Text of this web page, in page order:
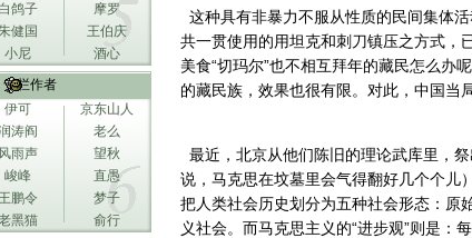
白鸽子
摩罗
健国
王伯庆
小尼
酒心
作者
伊可
京东山人
涛阎
老么
风雨声
望秋
峻峰
直愚
王鹏令
梦子
黑猫
俞行
这种具有非暴力不服从性质的民间集体
共一贯使用的用坦克和刺刀镇压之方式，
美食“切玛尔”也不相互拜年的藏民怎么办
的藏民族，效果也很有限。对此，中国当
最近，北京从他们陈旧的理论武库里，
说，马克思在坟墓里会气得翻好几个个儿
把人类社会历史划分为五种社会形态：原
义社会。而马克思主义的“进步观”则是：